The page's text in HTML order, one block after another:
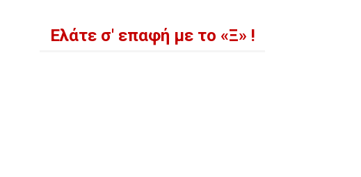
Ελάτε σ' επαφή με το «Ξ» !